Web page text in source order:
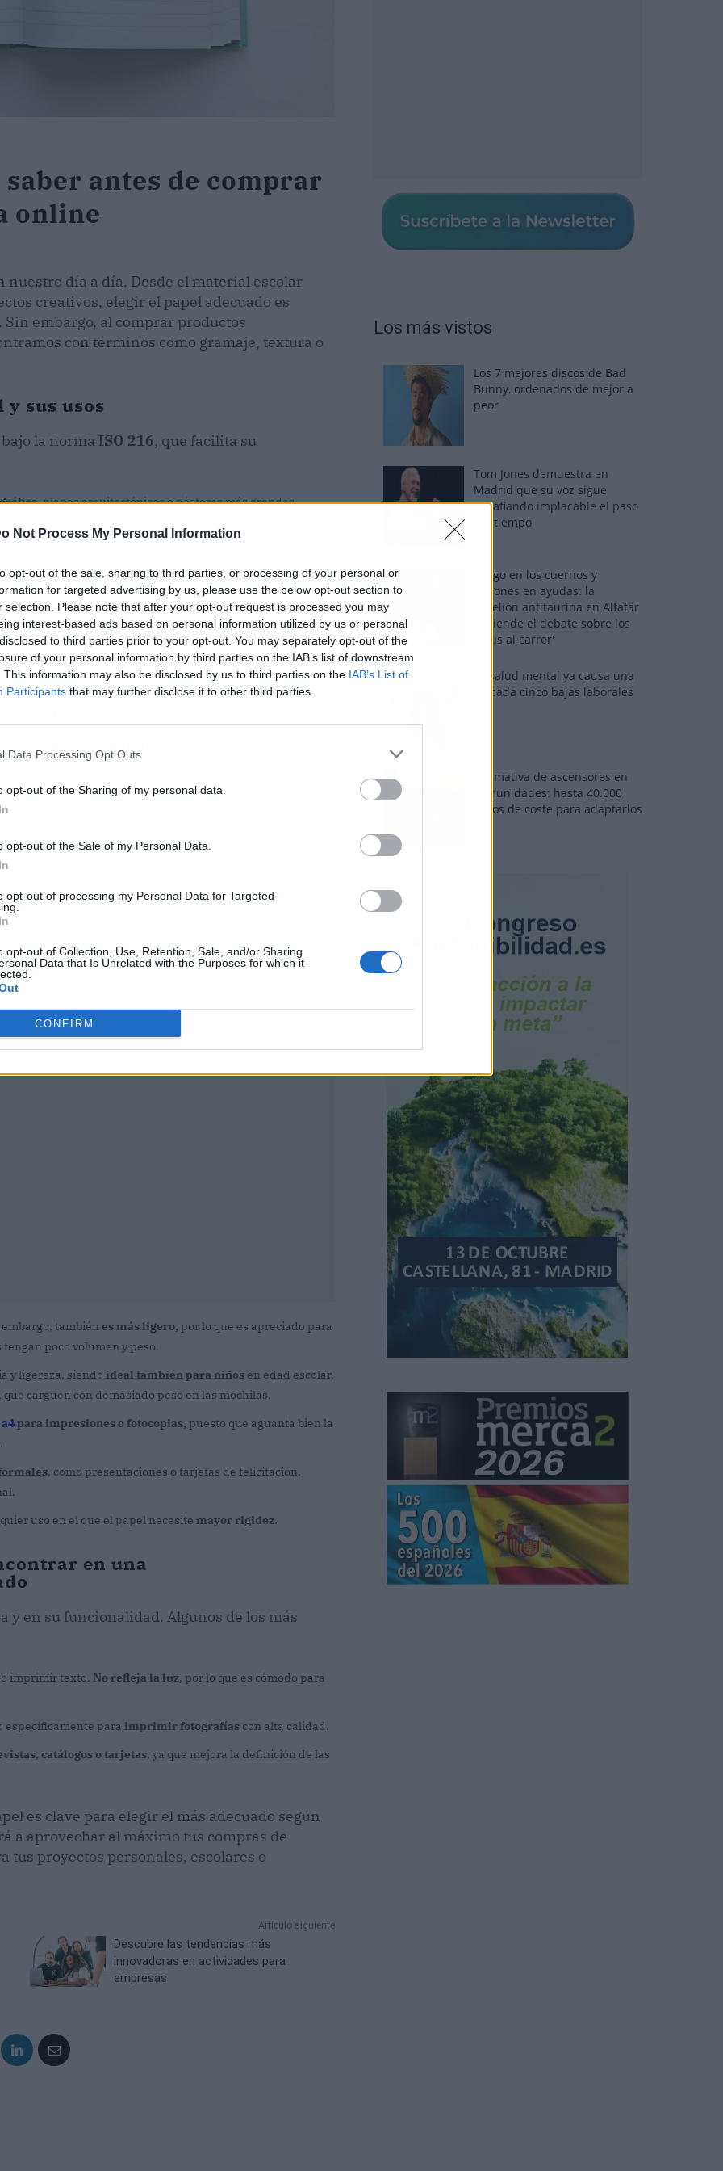
Not Process My Personal Information
opt-out of the sale, sharing to third parties, or processing of your personal or
for targeted advertising by us, please use the below opt-out section to
selection. Please note that after your opt-out request is processed you may
interest-based ads based on personal information utilized by us or personal
to third parties prior to your opt-out. You may separately opt-out of the
of your personal information by third parties on the IAB’s list of downstream
This information may also be disclosed by us to third parties on the IAB’s List of
Participants that may further disclose it to other third parties.
Data Processing Opt Outs
opt-out of the Sharing of my personal data.
opt-out of the Sale of my Personal Data.
opt-out of processing my Personal Data for Targeted
opt-out of Collection, Use, Retention, Sale, and/or Sharing
Data that Is Unrelated with the Purposes for which it
CONFIRM
antes de comprar
online
día a día. Desde el material escolar
creativos, elegir el papel adecuado es
embargo, al comprar productos
con términos como gramaje, textura o
y sus usos
la norma ISO 216, que facilita su
, planos arquitectónicos o pósteres más grandes.
cuidado para evitar dobleces.
que un A4. Es perfecto para pósteres,
hora decomprar cartulinas.
colegios y en el hogar. Ideal para imprimir documentos
blocs de notas o libretascompactas, y es muy
por metro cuadrado
correcto depende del uso que se le quiera
también es más ligero, por lo que es apreciado para
poco volumen y peso.
y ligereza, siendo ideal también para niños en edad escolar,
carguen con demasiado peso en las mochilas.
para impresiones o fotocopias, puesto que aguanta bien la
, como presentaciones o tarjetas de felicitación.
uso en el que el papel necesite mayor rigidez.
en una
y en su funcionalidad. Algunos de los más
imprimir texto. No refleja la luz, por lo que es cómodo para
específicamente para imprimir fotografías con alta calidad.
catálogos o tarjetas, ya que mejora la definición de las
es clave para elegir el más adecuado según
a aprovechar al máximo tus compras de
tus proyectos personales, escolares o
Artículo siguiente
Descubre las tendencias más
innovadoras en actividades para
empresas
Los más vistos
Los 7 mejores discos de Bad
Bunny, ordenados de mejor a
peor
Tom Jones demuestra en
Madrid que su voz sigue
desafiando implacable el paso
del tiempo
Fuego en los cuernos y
millones en ayudas: la
rebelión antitaurina en Alfafar
enciende el debate sobre los
'bous al carrer'
La salud mental ya causa una
de cada cinco bajas laborales
Normativa de ascensores en
comunidades: hasta 40.000
euros de coste para adaptarlos